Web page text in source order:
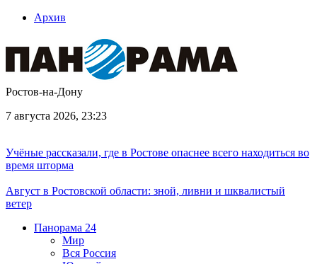
Архив
Ростов-на-Дону
7 августа 2026, 23:23
Учёные рассказали, где в Ростове опаснее всего находиться во
время шторма
Август в Ростовской области: зной, ливни и шквалистый
ветер
Панорама 24
Мир
Вся Россия